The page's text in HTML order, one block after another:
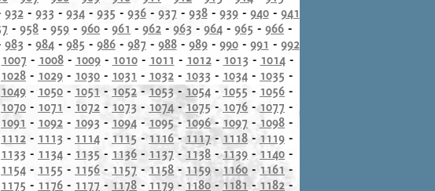
932- 933 - 934- 935 - 936- 937 - 938- 939- 940- 941
- 958 - 959 - 960 - 961 - 962 - 963 - 964 - 965 - 966 -
983 - 984- 985 - 986- 987 - 988- 989- 990- 991 - 992
1007 - 1008- 1009- 1010- 1011 - 1012- 1013 - 1014-
1028 - 1029 - 1030 - 1031 - 1032 - 1033 - 1034 - 1035 -
1049 - 1050 - 1051 - 1052 - 1053 - 1054 - 1055 - 1056 -
1070 - 1071 - 1072 - 1073 - 1074 -1075 - 1076 -1077 -
1091 - 1092 - 1093 - 1094 - 1095- 1096- 1097 -1098 -
1112 - 1113 - 1114 - 1115 - 1116- 1117 - 1118 - 1119 -
1133 - 1134 - 1135 - 1136 - 1137 - 1138 -1139 - 1140 -
1154 - 1155 - 1156 - 1157 - 1158 - 1159 -1160 - 1161 -
1175 - 1176 - 1177 - 1178 - 1179 - 1180 - 1181 -1182 -